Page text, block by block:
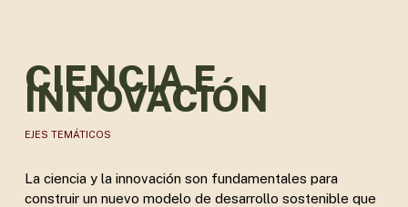
CIENCIA E
INNOVACIÓN
EJES TEMÁTICOS
La ciencia y la innovación son fundamentales para
construir un nuevo modelo de desarrollo sostenible que